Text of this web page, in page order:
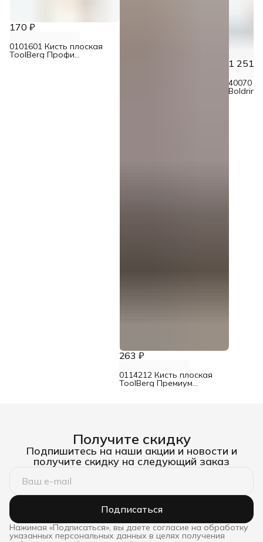
170 ₽
0101601 Кисть плоская
ToolBerg Профи
263 ₽
0114212 Кисть плоская
ToolBerg Премиум
1 251 ₽
40070
Boldrini
Получите скидку
Подпишитесь на наши акции и новости и
получите скидку на следующий заказ
Подписаться
Нажимая «Подписаться», вы даете согласие на обработку
указанных персональных данных в целях получения